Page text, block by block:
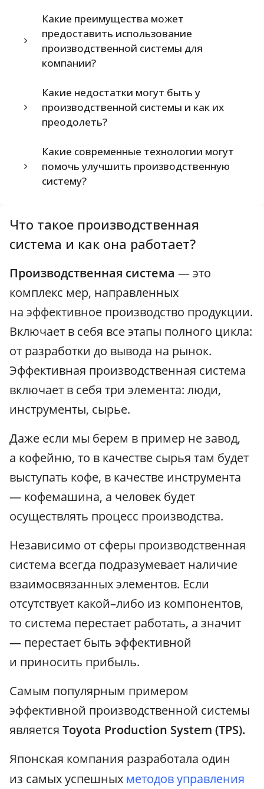
Какие преимущества может
предоставить использование
производственной системы для
компании?
Какие недостатки могут быть у
производственной системы и как их
преодолеть?
Какие современные технологии могут
помочь улучшить производственную
систему?
Что такое производственная
система и как она работает?
Производственная система — это
комплекс мер, направленных
на эффективное производство продукции.
Включает в себя все этапы полного цикла:
от разработки до вывода на рынок.
Эффективная производственная система
включает в себя три элемента: люди,
инструменты, сырье.
Даже если мы берем в пример не завод,
а кофейню, то в качестве сырья там будет
выступать кофе, в качестве инструмента
— кофемашина, а человек будет
осуществлять процесс производства.
Независимо от сферы производственная
система всегда подразумевает наличие
взаимосвязанных элементов. Если
отсутствует какой–либо из компонентов,
то система перестает работать, а значит
— перестает быть эффективной
и приносить прибыль.
Самым популярным примером
эффективной производственной системы
является Toyota Production System (TPS).
Японская компания разработала один
из самых успешных методов управления